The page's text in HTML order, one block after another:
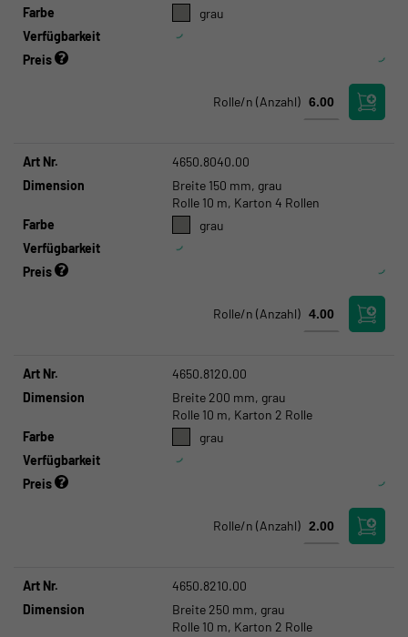
Farbe
grau
Verfügbarkeit
Preis
Rolle/n (Anzahl)
Art Nr.
4650.8040.00
Dimension
Breite 150 mm, grau
Rolle 10 m, Karton 4 Rollen
Farbe
grau
Verfügbarkeit
Preis
Rolle/n (Anzahl)
Art Nr.
4650.8120.00
Dimension
Breite 200 mm, grau
Rolle 10 m, Karton 2 Rolle
Farbe
grau
Verfügbarkeit
Preis
Rolle/n (Anzahl)
Art Nr.
4650.8210.00
Dimension
Breite 250 mm, grau
Rolle 10 m, Karton 2 Rolle